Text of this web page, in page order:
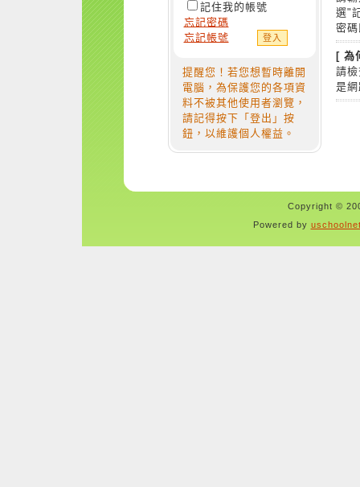
記住我的帳號
忘記密碼
忘記帳號
提醒您！若您想暫時離開
電腦，為保護您的各項資
料不被其他使用者瀏覽，
請記得按下「登出」按
鈕，以維護個人權益。
選"
密
[ 為
請
是
Copyright ©
Powered by